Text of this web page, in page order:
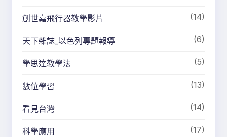
創世嘉飛行器教學影片 (14)
天下雜誌_以色列專題報導 (6)
學思達教學法 (5)
數位學習 (13)
看見台灣 (14)
科學應用 (17)